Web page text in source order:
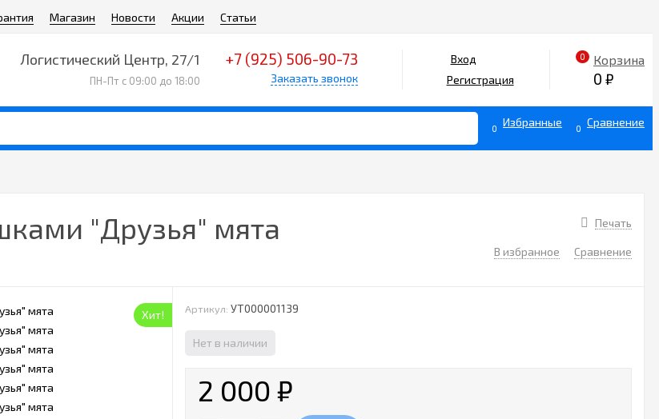
Магазин Новости Акции Статьи
Логистический Центр, 27/1
ПН-Пт с 09:00 до 18:00
+7 (925) 506-90-73
Заказать звонок
Вход
Регистрация
0 Корзина
0 ₽
0 Избранные 0 Сравнение
Печать
"Друзья" мята
В избранное Сравнение
Хит! Артикул: УТ000001139
Нет в наличии
2 000₽